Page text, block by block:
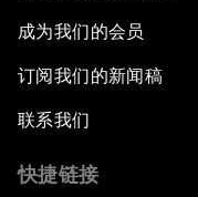
成为我们的会员
订阅我们的新闻稿
联系我们
快捷链接